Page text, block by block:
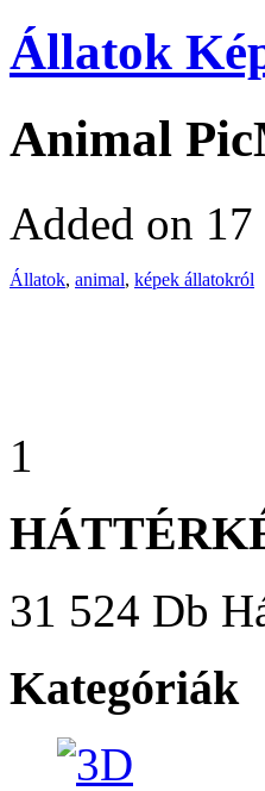
Állatok
Animal
Added on
Állatok, animal, képek állatokról
1
31 524 Db
Kategóriák